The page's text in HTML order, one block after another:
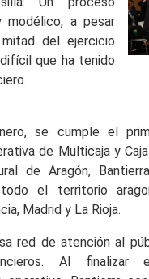
a pesar
del ejercicio
que ha tenido
se cumple el
de Multicaja y
de Aragón,
el territorio
Madrid y La Rioja.
red de atención al
Al